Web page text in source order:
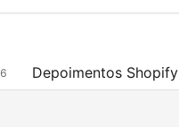
Depoimentos Shopify